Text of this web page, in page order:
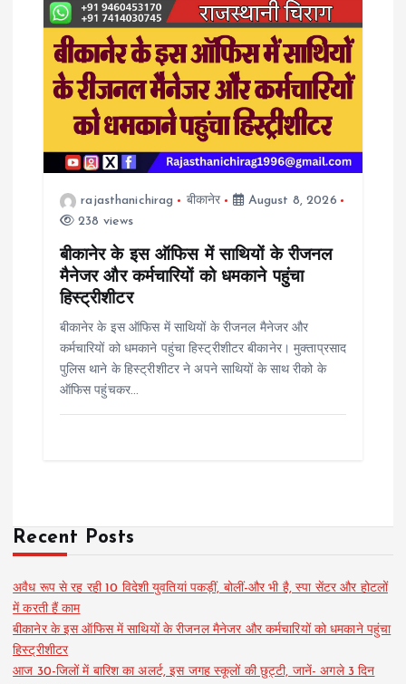
rajasthanichirag बीकानेर
August 8, 2026
238 views
बीकानेर के इस ऑफिस में साथियों के रीजनल
मैनेजर और कर्मचारियों को धमकाने पहुंचा
हिस्ट्रीशीटर
बीकानेर के इस ऑफिस में साथियों के रीजनल मैनेजर और
कर्मचारियों को धमकाने पहुंचा हिस्ट्रीशीटर बीकानेर। मुक्ताप्रसाद
पुलिस थाने के हिस्ट्रीशीटर ने अपने साथियों के साथ रीको के
ऑफिस पहुंचकर…
Recent Posts
अवैध रूप से रह रही 10 विदेशी युवतियां पकड़ीं, बोलीं-और भी है, स्पा सेंटर और होटलों
में करती हैं काम
बीकानेर के इस ऑफिस में साथियों के रीजनल मैनेजर और कर्मचारियों को धमकाने पहुंचा
हिस्ट्रीशीटर
आज 30-जिलों में बारिश का अलर्ट, इस जगह स्कूलों की छुट्टी, जानें- अगले 3 दिन